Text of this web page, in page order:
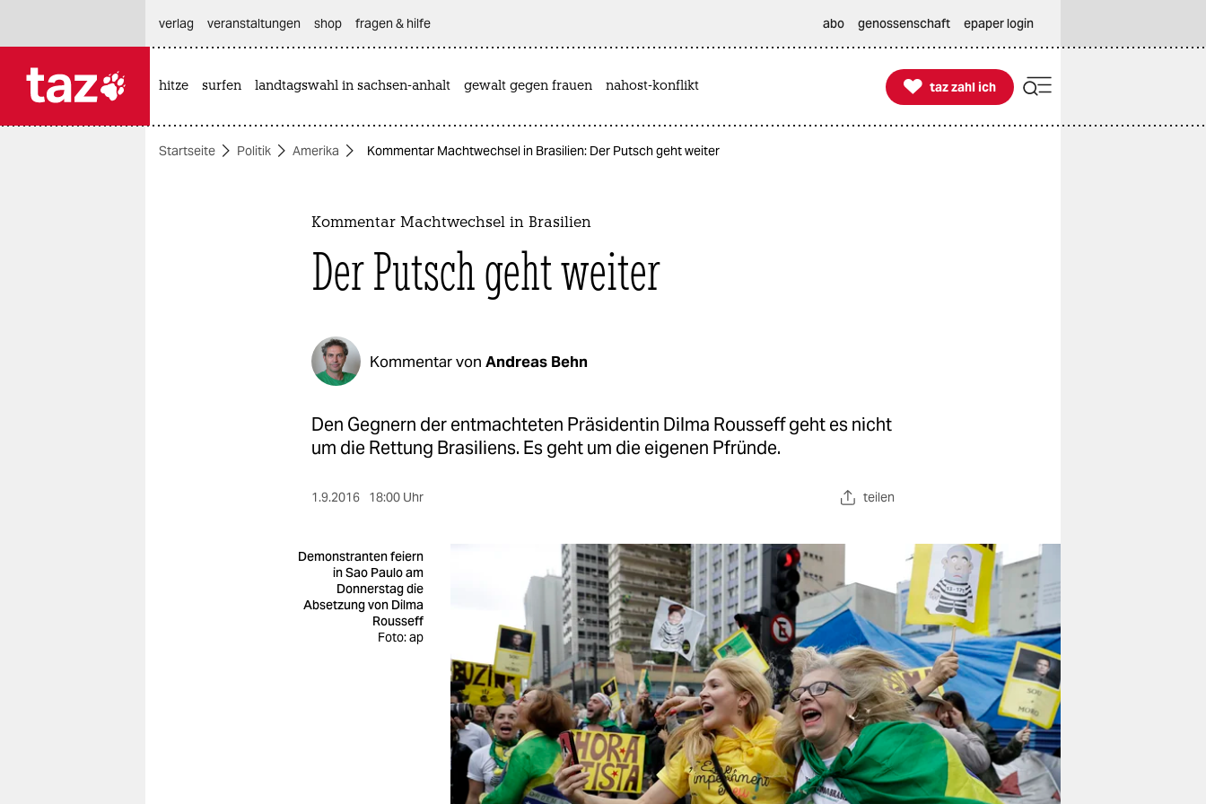
themen
verlag
veranstaltungen shop fragen & hilfe abo genossenschaft epaper login
hitze surfen landtagswahl in sachsen-anhalt gewalt gegen frauen nahost-konflikt 
taz zahl ich
taz zahl ich
Startseite Politik Amerika Kommentar Machtwechsel in Brasilien: Der Putsch geht weiter
Kommentar Machtwechsel in Brasilien
Der Putsch geht weiter
Kommentar von Andreas Behn
Den Gegnern der entmachteten Präsidentin Dilma Rousseff geht es nicht
um die Rettung Brasiliens. Es geht um die eigenen Pfründe.
1.9.2016 18:00 Uhr teilen
Demonstranten feiern
in Sao Paulo am
Donnerstag die
Absetzung von Dilma
Rousseff
Foto: ap